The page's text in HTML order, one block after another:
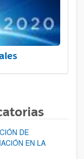
DE
EN LA